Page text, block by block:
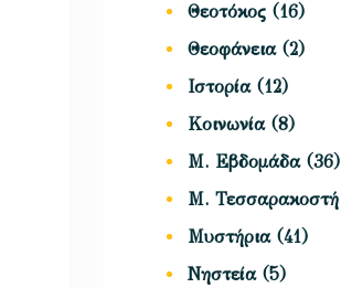
Θεοτόκος (16)
Θεοφάνεια(2)
Ιστορία(12)
Κοινωνία(8)
Μ. Εβδομάδα(36)
Μ. Τεσσαρακοστή
Μυστήρια(41)
Νηστεία(5)